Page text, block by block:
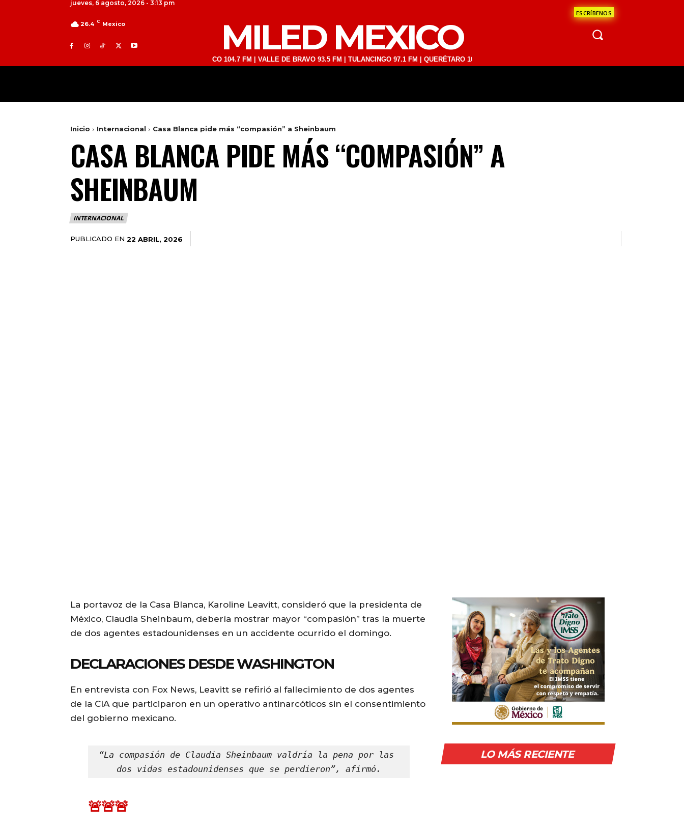
jueves, 6 agosto, 2026 - 3:13 pm
ESCRÍBENOS
26.4 C Mexico MILED MEXICO
TOLUCA 98.9 FM | ATLACOMULCO 104.7 FM | VALLE DE BRAVO 93.5 FM | TULANCINGO 97.1 FM | QUERÉTARO 103.1 FM | SAN JUAN DEL RÍO 93.1 FM | GUADALAJARA 1510 AM | LA
Inicio Internacional Casa Blanca pide más “compasión” a Sheinbaum
CASA BLANCA PIDE MÁS “COMPASIÓN” A
SHEINBAUM
INTERNACIONAL
PUBLICADO EN 22 ABRIL, 2026
La portavoz de la Casa Blanca, Karoline Leavitt, consideró que la presidenta de
México, Claudia Sheinbaum, debería mostrar mayor “compasión” tras la muerte
de dos agentes estadounidenses en un accidente ocurrido el domingo.
DECLARACIONES DESDE WASHINGTON
En entrevista con Fox News, Leavitt se refirió al fallecimiento de dos agentes
de la CIA que participaron en un operativo antinarcóticos sin el consentimiento
del gobierno mexicano.
“La compasión de Claudia Sheinbaum valdría la pena por las
dos vidas estadounidenses que se perdieron”, afirmó.
🚨🚨🚨
LO MÁS RECIENTE